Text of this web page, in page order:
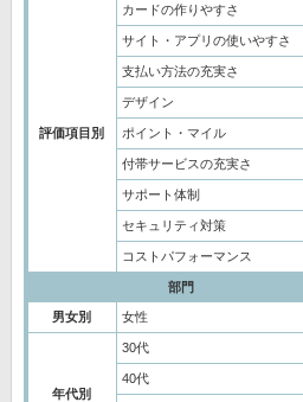
評価項目別
カードの作りやすさ
サイト・アプリの使いやすさ
支払い方法の充実さ
デザイン
ポイント・マイル
付帯サービスの充実さ
サポート体制
セキュリティ対策
コストパフォーマンス
部門
男女別 女性
年代別
30代
40代